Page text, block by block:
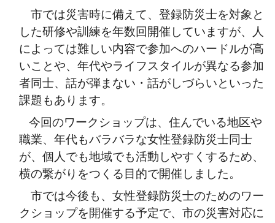
市では災害時に備えて、登録防災士を対象と
した研修や訓練を年数回開催していますが、人
によっては難しい内容で参加へのハードルが高
いことや、年代やライフスタイルが異なる参加
者同士、話が弾まない・話がしづらいといった
課題もあります。
今回のワークショップは、住んでいる地区や
職業、年代もバラバラな女性登録防災士同士
が、個人でも地域でも活動しやすくするため、
横の繋がりをつくる目的で開催しました。
市では今後も、女性登録防災士のためのワー
クショップを開催する予定で、市の災害対応に